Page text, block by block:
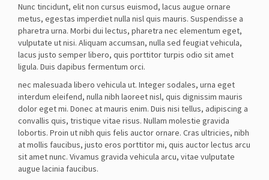
Nunc tincidunt, elit non cursus euismod, lacus augue ornare
metus, egestas imperdiet nulla nisl quis mauris. Suspendisse a
pharetra urna. Morbi dui lectus, pharetra nec elementum eget,
vulputate ut nisi. Aliquam accumsan, nulla sed feugiat vehicula,
lacus justo semper libero, quis porttitor turpis odio sit amet
ligula. Duis dapibus fermentum orci.
nec malesuada libero vehicula ut. Integer sodales, urna eget
interdum eleifend, nulla nibh laoreet nisl, quis dignissim mauris
dolor eget mi. Donec at mauris enim. Duis nisi tellus, adipiscing a
convallis quis, tristique vitae risus. Nullam molestie gravida
lobortis. Proin ut nibh quis felis auctor ornare. Cras ultricies, nibh
at mollis faucibus, justo eros porttitor mi, quis auctor lectus arcu
sit amet nunc. Vivamus gravida vehicula arcu, vitae vulputate
augue lacinia faucibus.